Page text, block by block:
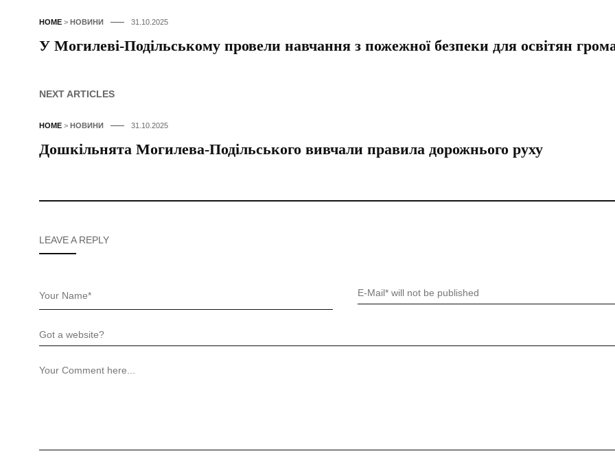
HOME > НОВИНИ 31.10.2025
У Могилеві-Подільському провели навчання з пожежної безпеки для освітян
NEXT ARTICLES
HOME > НОВИНИ 31.10.2025
Дошкільнята Могилева-Подільського вивчали правила дорожнього руху
LEAVE A REPLY